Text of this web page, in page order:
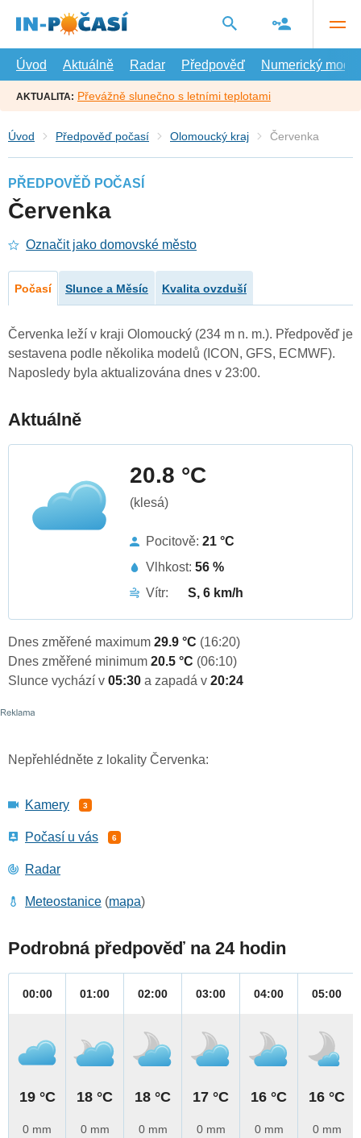
hlavní
Úvod
Aktuálně Radar Předpověď Numerický model
AKTUALITA: Převážně slunečno s letními teplotami
Úvod Předpověď počasí Olomoucký kraj Červenka
PŘEDPOVĚĎ POČASÍ
Červenka
Označit jako domovské město
Počasí Slunce a Měsíc Kvalita ovzduší
Červenka leží v kraji Olomoucký (234 m n. m.). Předpověď je
sestavena podle několika modelů (ICON, GFS, ECMWF).
Naposledy byla aktualizována dnes v 23:00.
Aktuálně
20.8 °C
(klesá)
Pocitově: 21 °C
Vlhkost: 56 %
Vítr:
S, 6 km/h
Dnes změřené maximum 29.9 °C (16:20)
Dnes změřené minimum 20.5 °C (06:10)
Slunce vychází v 05:30 a zapadá v 20:24
Nepřehlédněte z lokality Červenka:
Kamery 3
Počasí u vás 6
Radar
Meteostanice (mapa)
Podrobná předpověď na 24 hodin
00:00
19 °C
0 mm
01:00
18 °C
0 mm
02:00
18 °C
0 mm
03:00
17 °C
0 mm
04:00
16 °C
0 mm
05:00
16 °C
0 mm